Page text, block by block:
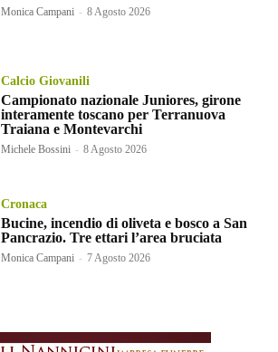
Monica Campani - 8 Agosto 2026
Calcio Giovanili
Campionato nazionale Juniores, girone
interamente toscano per Terranuova
Traiana e Montevarchi
Michele Bossini - 8 Agosto 2026
Cronaca
Bucine, incendio di oliveta e bosco a San
Pancrazio. Tre ettari l’area bruciata
Monica Campani - 7 Agosto 2026